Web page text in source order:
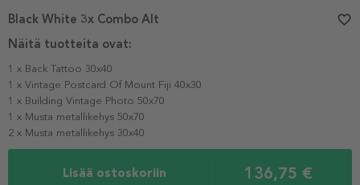
Näitä tuotteita ovat:
1 x Back Tattoo 30x40
1 x Vintage Postcard Of Mount Fiji 40x30
1 x Building Vintage Photo 50x70
1 x Musta metallikehys 50x70
2 x Musta metallikehys 30x40
Lisää ostoskoriin 136,75 €
Black White 3x Combo Alt favorite_border